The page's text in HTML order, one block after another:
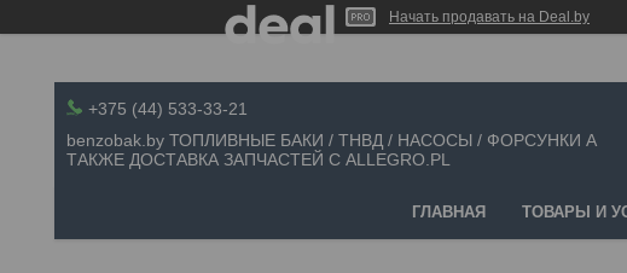
Начать продавать на Deal.by
+375 (44) 533-33-21
benzobak.by ТОПЛИВНЫЕ БАКИ / ТНВД / НАСОСЫ / ФОРСУНКИ А
ТАКЖЕ ДОСТАВКА ЗАПЧАСТЕЙ С ALLEGRO.PL
ГЛАВНАЯ ТОВАРЫ И